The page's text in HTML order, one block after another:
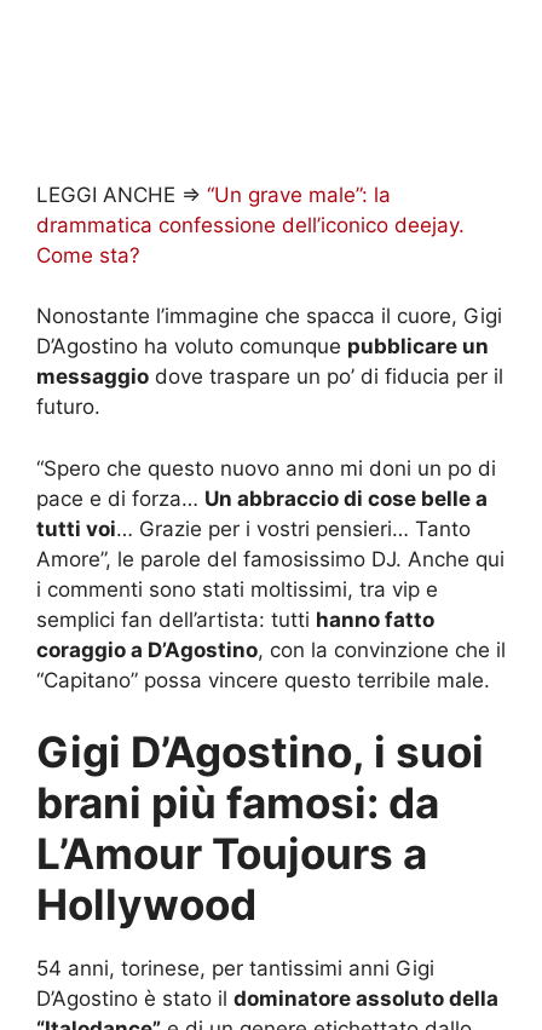
LEGGI ANCHE => “Un grave male”: la
drammatica confessione dell’iconico deejay.
Come sta?
Nonostante l’immagine che spacca il cuore, Gigi
D’Agostino ha voluto comunque pubblicare un
messaggio dove traspare un po’ di fiducia per il
futuro.
“Spero che questo nuovo anno mi doni un po di
pace e di forza… Un abbraccio di cose belle a
tutti voi… Grazie per i vostri pensieri… Tanto
Amore”, le parole del famosissimo DJ. Anche qui
i commenti sono stati moltissimi, tra vip e
semplici fan dell’artista: tutti hanno fatto
coraggio a D’Agostino, con la convinzione che il
“Capitano” possa vincere questo terribile male.
Gigi D’Agostino, i suoi
brani più famosi: da
L’Amour Toujours a
Hollywood
54 anni, torinese, per tantissimi anni Gigi
D’Agostino è stato il dominatore assoluto della